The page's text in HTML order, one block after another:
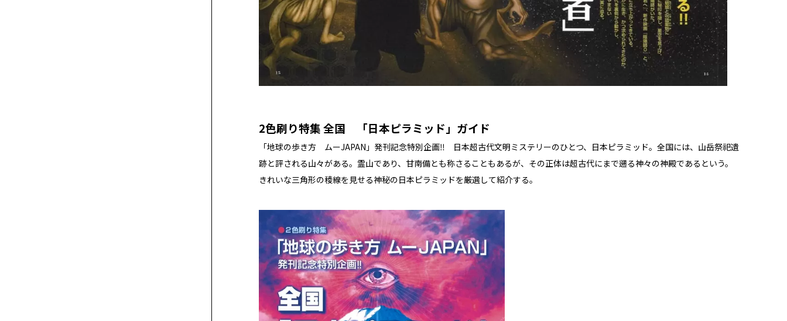
2色刷り特集 全国 「日本ピラミッド」ガイド
「地球の歩き方 ムーJAPAN」発刊記念特別企画‼ 日本超古代文明ミステリーのひとつ、日本ピラミッド。全国には、山岳祭祀遺
跡と評される山々がある。霊山であり、甘南備とも称さることもあるが、その正体は超古代にまで遡る神々の神殿であるという。
きれいな三角形の稜線を見せる神秘の日本ピラミッドを厳選して紹介する。